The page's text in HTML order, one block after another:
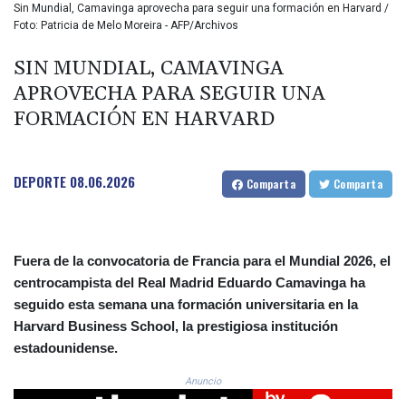
CDF 2615.761404
CHF 0.934181
CLP 1056.199727
CNY 7.801146
CNH 7.796152
CUC 1.156136
CUP 30.637594
DKK 7.477932
DOP 67.289164
DZD 152.967099
EGP 57.293288
FJD 2.553384
Sin Mundial, Camavinga aprovecha para seguir una formación en Harvard /
Foto: Patricia de Melo Moreira - AFP/Archivos
SIN MUNDIAL, CAMAVINGA
APROVECHA PARA SEGUIR UNA
FORMACIÓN EN HARVARD
DEPORTE 08.06.2026 Comparta Comparta
Fuera de la convocatoria de Francia para el Mundial 2026, el
centrocampista del Real Madrid Eduardo Camavinga ha
seguido esta semana una formación universitaria en la
Harvard Business School, la prestigiosa institución
estadounidense.
Anuncio